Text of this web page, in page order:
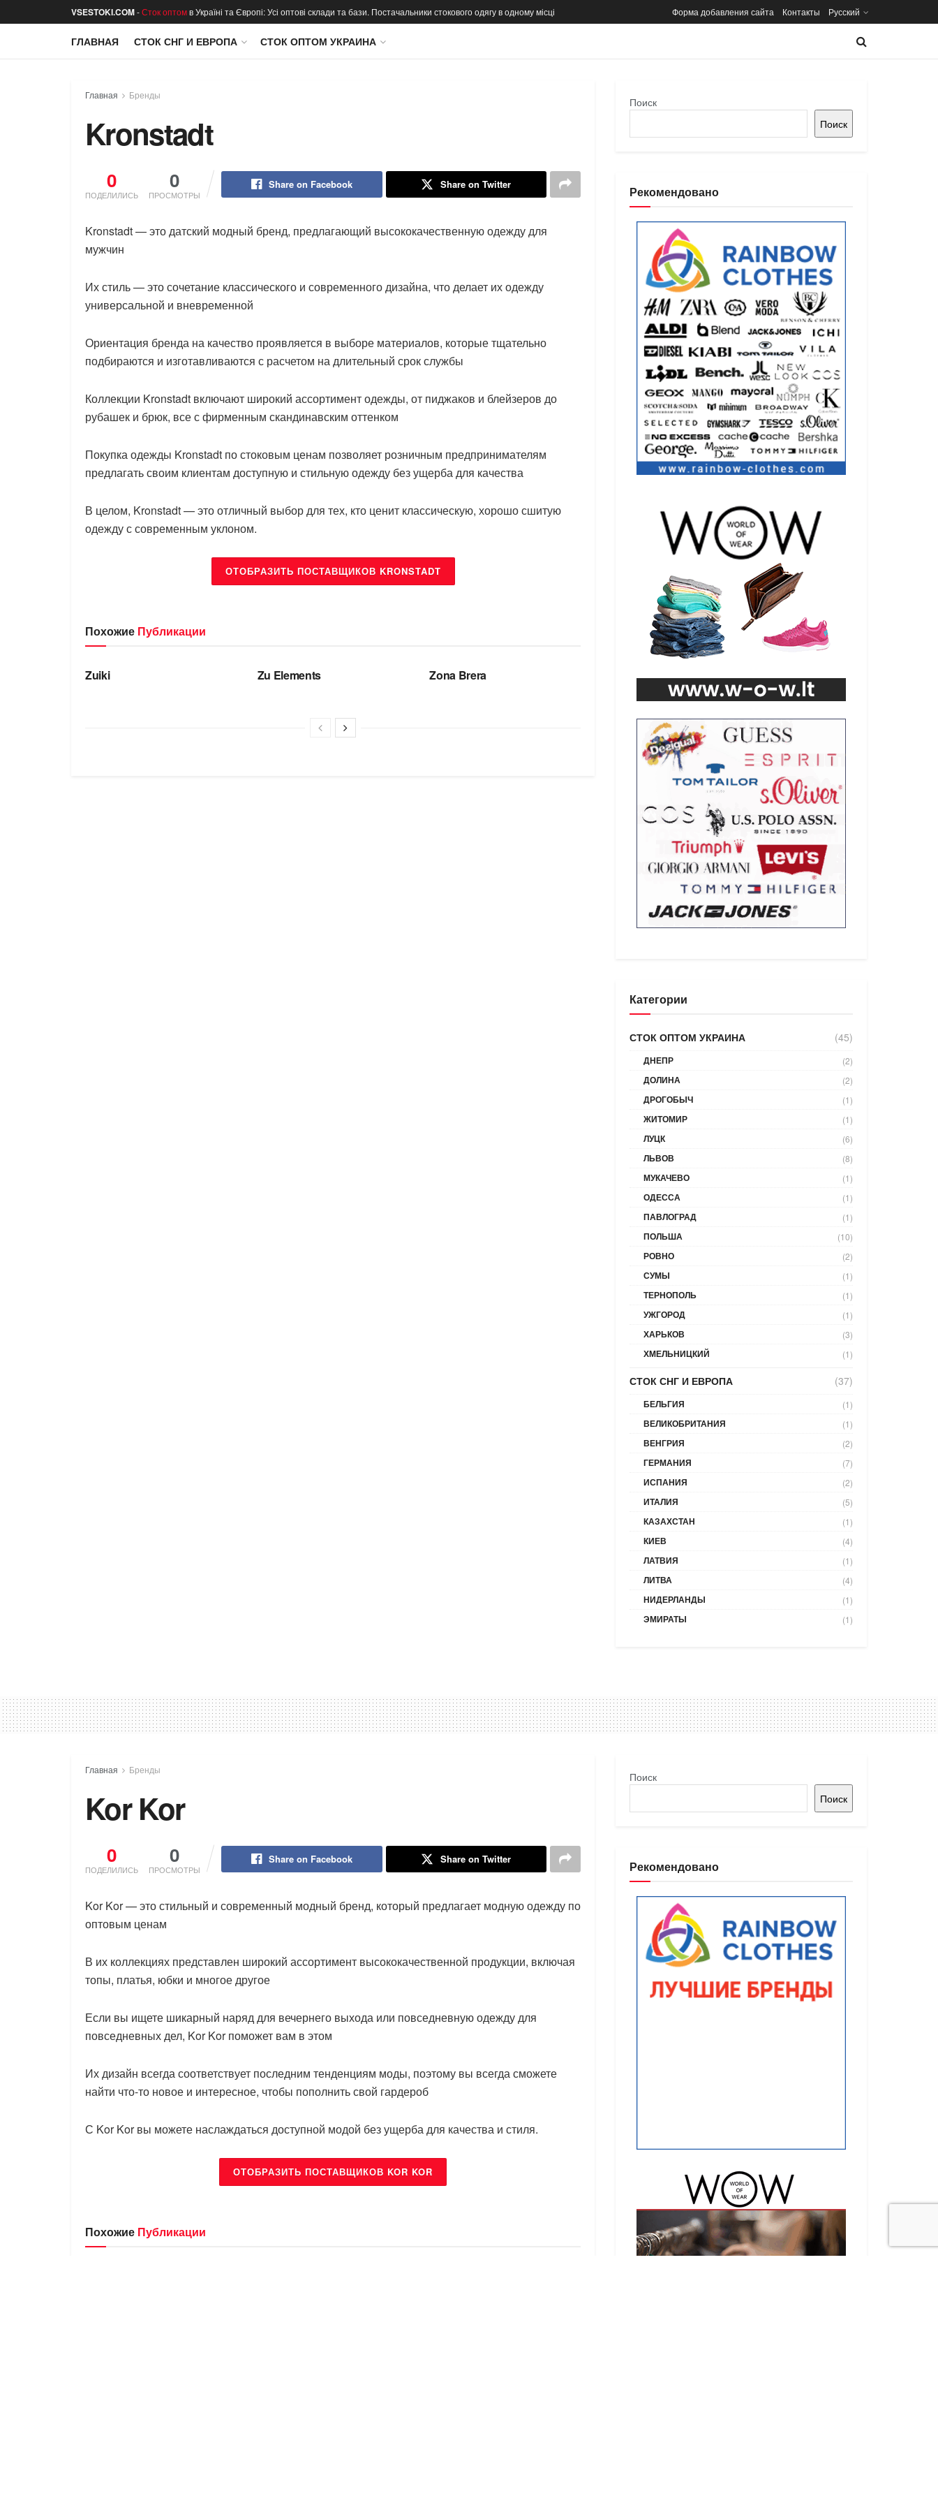
VSESTOKI.COM-Сток оптомв Україні та Європі: Усі оптові склади та бази. Постачальники стокового одягу в одному місці Форма добавления сайта Контакты Русский
ГЛАВНАЯ СТОК СНГ И ЕВРОПА СТОК ОПТОМ УКРАИНА
Главная Бренды
Kronstadt
0
ПОДЕЛИЛИСЬ
0
ПРОСМОТРЫ
Share on Facebook Share on Twitter
Kronstadt — это датский модный бренд, предлагающий высококачественную одежду для
мужчин
Их стиль — это сочетание классического и современного дизайна, что делает их одежду
универсальной и вневременной
Ориентация бренда на качество проявляется в выборе материалов, которые тщательно
подбираются и изготавливаются с расчетом на длительный срок службы
Коллекции Kronstadt включают широкий ассортимент одежды, от пиджаков и блейзеров до
рубашек и брюк, все с фирменным скандинавским оттенком
Покупка одежды Kronstadt по стоковым ценам позволяет розничным предпринимателям
предлагать своим клиентам доступную и стильную одежду без ущерба для качества
В целом, Kronstadt — это отличный выбор для тех, кто ценит классическую, хорошо сшитую
одежду с современным уклоном.
ОТОБРАЗИТЬ ПОСТАВЩИКОВ KRONSTADT
Похожие Публикации
БРЕНДЫ
Zuiki Zu Elements Zona Brera
Поиск
Поиск
Рекомендовано
Категории
СТОК ОПТОМ УКРАИНА (45)
ДНЕПР (2)
ДОЛИНА (2)
ДРОГОБЫЧ (1)
ЖИТОМИР (1)
ЛУЦК (6)
ЛЬВОВ (8)
МУКАЧЕВО (1)
ОДЕССА (1)
ПАВЛОГРАД (1)
ПОЛЬША (10)
РОВНО (2)
СУМЫ (1)
ТЕРНОПОЛЬ (1)
УЖГОРОД (1)
ХАРЬКОВ (3)
ХМЕЛЬНИЦКИЙ (1)
СТОК СНГ И ЕВРОПА (37)
БЕЛЬГИЯ (1)
ВЕЛИКОБРИТАНИЯ (1)
ВЕНГРИЯ (2)
ГЕРМАНИЯ (7)
ИСПАНИЯ (2)
ИТАЛИЯ (5)
КАЗАХСТАН (1)
КИЕВ (4)
ЛАТВИЯ (1)
ЛИТВА (4)
НИДЕРЛАНДЫ (1)
ЭМИРАТЫ (1)
Главная Бренды
Kor Kor
0
ПОДЕЛИЛИСЬ
0
ПРОСМОТРЫ
Share on Facebook Share on Twitter
Kor Kor — это стильный и современный модный бренд, который предлагает модную одежду по
оптовым ценам
В их коллекциях представлен широкий ассортимент высококачественной продукции, включая
топы, платья, юбки и многое другое
Если вы ищете шикарный наряд для вечернего выхода или повседневную одежду для
повседневных дел, Kor Kor поможет вам в этом
Их дизайн всегда соответствует последним тенденциям моды, поэтому вы всегда сможете
найти что-то новое и интересное, чтобы пополнить свой гардероб
С Kor Kor вы можете наслаждаться доступной модой без ущерба для качества и стиля.
ОТОБРАЗИТЬ ПОСТАВЩИКОВ KOR KOR
Похожие Публикации
БРЕНДЫ
Поиск
Поиск
Рекомендовано